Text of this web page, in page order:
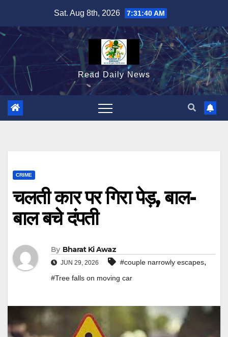
content
Sat. Aug 8th, 2026 7:31:42 AM
Read Daily News
CRIME
चलती कार पर गिरा पेड़, बाल-
बाल बचे दंपती
By Bharat Ki Awaz
JUN 29, 2026 #couple narrowly escapes,
#Tree falls on moving car